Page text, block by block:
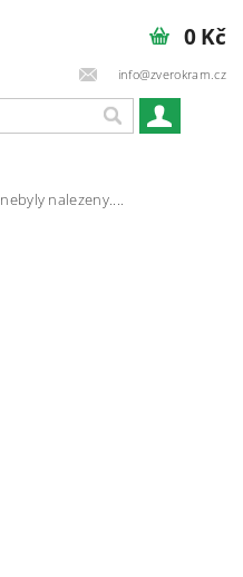
info@zverokram.cz
0 Kč
nebyly nalezeny....